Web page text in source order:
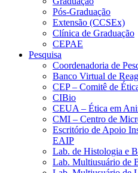
Pós-Graduação
Extensão (CCSEx)
Clínica de Graduação
CEPAE
Pesquisa
Coordenadoria de
Banco Virtual de
CEP – Comitê de
CIBio
CEUA – Ética em
CMI – Centro de
Escritório de Apoio
EAIP
Lab. de Histologia e
Lab. Multiusuário de